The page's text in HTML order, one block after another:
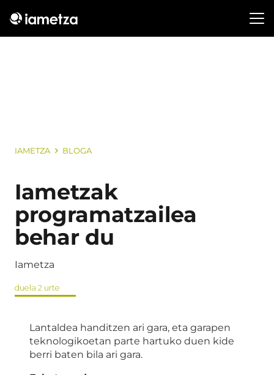
IAMETZA BLOGA
Iametzak
programatzailea
behar du
Iametza
duela 2 urte
Lantaldea handitzen ari gara, eta garapen
teknologikoetan parte hartuko duen kide
berri baten bila ari gara.